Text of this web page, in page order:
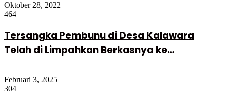
Oktober 28, 2022
464
Tersangka Pembunu di Desa Kalawara
Telah di Limpahkan Berkasnya ke…
Februari 3, 2025
304